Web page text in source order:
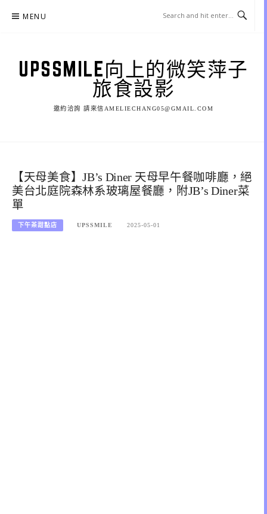
MENU
UPSSMILE向上的微笑萍子
旅食設影
邀約洽詢 請來信AMELIECHANG05@GMAIL.COM
【天母美食】JB’s Diner 天母早午餐咖啡廳，絕
美台北庭院森林系玻璃屋餐廳，附JB’s Diner菜
單
下午茶甜點店 UPSSMILE 2025-05-01